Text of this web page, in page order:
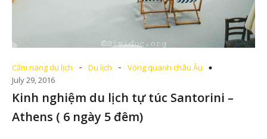
Cẩm nang du lịch - Du lịch -
Vòng quanh châu Âu
July 29, 2016
Kinh nghiệm du lịch tự túc Santorini –
Athens ( 6 ngày 5 đêm)